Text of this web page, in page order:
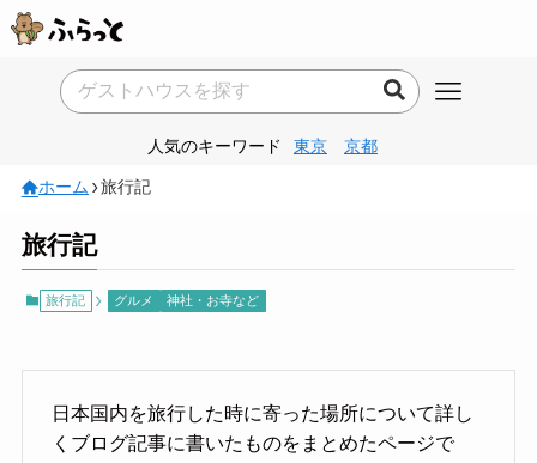
人気のキーワード 東京 京都
ホーム 旅行記
旅行記
旅行記 グルメ 神社・お寺など
日本国内を旅行した時に寄った場所について詳し
くブログ記事に書いたものをまとめたページで